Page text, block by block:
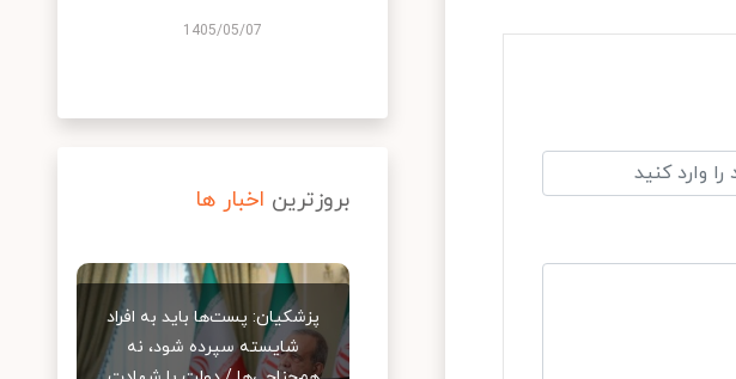
1405/05/07
بروزترین اخبار ها
پزشکیان: پست‌ها باید به افراد
شایسته سپرده شود، نه